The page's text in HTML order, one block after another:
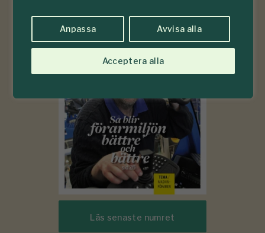
Anpassa Avvisa alla
Acceptera alla
#6-7
2026
Läs senaste numret